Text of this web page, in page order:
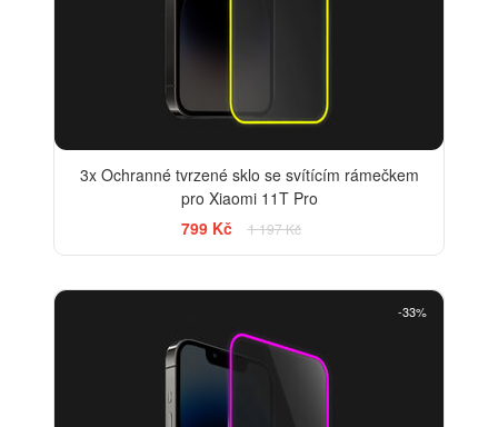
3x Ochranné tvrzené sklo se svítícím rámečkem
pro Xiaomi 11T Pro
799 Kč
1 197 Kč
-33%